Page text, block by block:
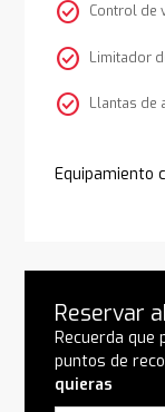
check_circle Control de
check_circle Limitador
check_circle Llantas de
Equipamiento
Reservar
Recuerda que
puntos de
quieras